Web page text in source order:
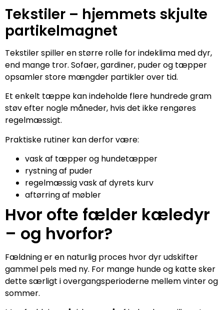
Tekstiler – hjemmets skjulte
partikelmagnet
Tekstiler spiller en større rolle for indeklima med dyr,
end mange tror. Sofaer, gardiner, puder og tæpper
opsamler store mængder partikler over tid.
Et enkelt tæppe kan indeholde flere hundrede gram
støv efter nogle måneder, hvis det ikke rengøres
regelmæssigt.
Praktiske rutiner kan derfor være:
vask af tæpper og hundetæpper
rystning af puder
regelmæssig vask af dyrets kurv
aftørring af møbler
Hvor ofte fælder kæledyr
– og hvorfor?
Fældning er en naturlig proces hvor dyr udskifter
gammel pels med ny. For mange hunde og katte sker
dette særligt i overgangsperioderne mellem vinter og
sommer.